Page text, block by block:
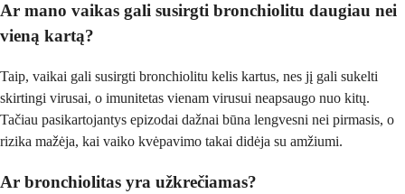
Ar mano vaikas gali susirgti bronchiolitu daugiau nei
vieną kartą?
Taip, vaikai gali susirgti bronchiolitu kelis kartus, nes jį gali sukelti
skirtingi virusai, o imunitetas vienam virusui neapsaugo nuo kitų.
Tačiau pasikartojantys epizodai dažnai būna lengvesni nei pirmasis, o
rizika mažėja, kai vaiko kvėpavimo takai didėja su amžiumi.
Ar bronchiolitas yra užkrečiamas?